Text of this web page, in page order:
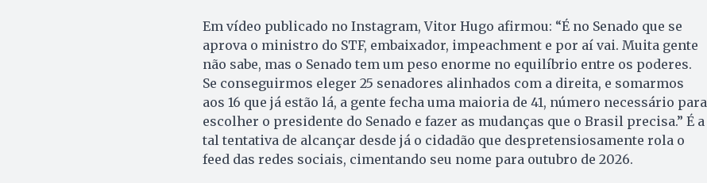
Em vídeo publicado no Instagram, Vitor Hugo afirmou: “É no Senado que se
aprova o ministro do STF, embaixador, impeachment e por aí vai. Muita gente
não sabe, mas o Senado tem um peso enorme no equilíbrio entre os poderes.
Se conseguirmos eleger 25 senadores alinhados com a direita, e somarmos
aos 16 que já estão lá, a gente fecha uma maioria de 41, número necessário para
escolher o presidente do Senado e fazer as mudanças que o Brasil precisa.” É a
tal tentativa de alcançar desde já o cidadão que despretensiosamente rola o
feed das redes sociais, cimentando seu nome para outubro de 2026.